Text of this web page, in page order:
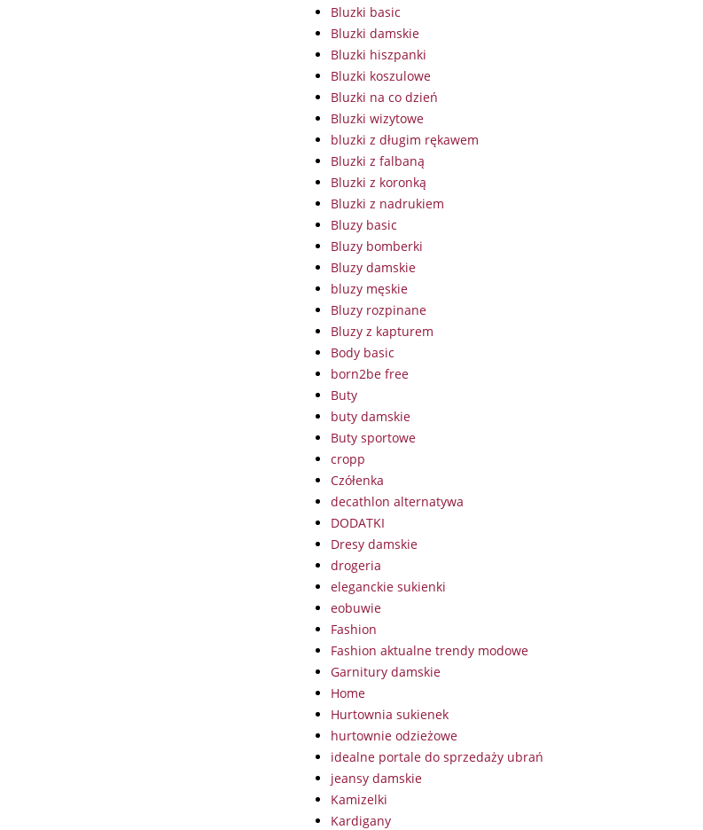
Bluzki basic
Bluzki damskie
Bluzki hiszpanki
Bluzki koszulowe
Bluzki na co dzień
Bluzki wizytowe
bluzki z długim rękawem
Bluzki z falbaną
Bluzki z koronką
Bluzki z nadrukiem
Bluzy basic
Bluzy bomberki
Bluzy damskie
bluzy męskie
Bluzy rozpinane
Bluzy z kapturem
Body basic
born2be free
Buty
buty damskie
Buty sportowe
cropp
Czółenka
decathlon alternatywa
DODATKI
Dresy damskie
drogeria
eleganckie sukienki
eobuwie
Fashion
Fashion aktualne trendy modowe
Garnitury damskie
Home
Hurtownia sukienek
hurtownie odzieżowe
idealne portale do sprzedaży ubrań
jeansy damskie
Kamizelki
Kardigany